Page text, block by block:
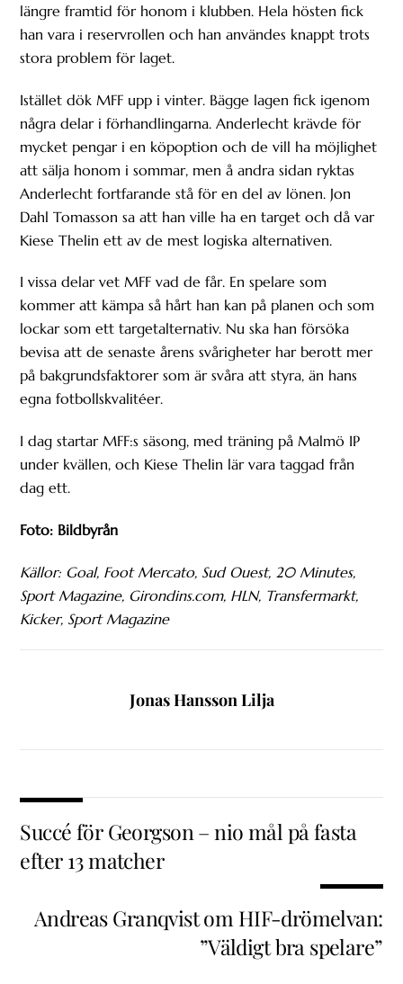
längre framtid för honom i klubben. Hela hösten fick
han vara i reservrollen och han användes knappt trots
stora problem för laget.
Istället dök MFF upp i vinter. Bägge lagen fick igenom
några delar i förhandlingarna. Anderlecht krävde för
mycket pengar i en köpoption och de vill ha möjlighet
att sälja honom i sommar, men å andra sidan ryktas
Anderlecht fortfarande stå för en del av lönen. Jon
Dahl Tomasson sa att han ville ha en target och då var
Kiese Thelin ett av de mest logiska alternativen.
I vissa delar vet MFF vad de får. En spelare som
kommer att kämpa så hårt han kan på planen och som
lockar som ett targetalternativ. Nu ska han försöka
bevisa att de senaste årens svårigheter har berott mer
på bakgrundsfaktorer som är svåra att styra, än hans
egna fotbollskvalitéer.
I dag startar MFF:s säsong, med träning på Malmö IP
under kvällen, och Kiese Thelin lär vara taggad från
dag ett.
Foto: Bildbyrån
Källor: Goal, Foot Mercato, Sud Ouest, 20 Minutes,
Sport Magazine, Girondins.com, HLN, Transfermarkt,
Kicker, Sport Magazine
Jonas Hansson Lilja
Succé för Georgson – nio mål på fasta
efter 13 matcher
Andreas Granqvist om HIF-drömelvan:
”Väldigt bra spelare”